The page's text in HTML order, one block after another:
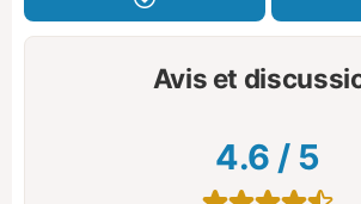
Avis et
4.6 / 5